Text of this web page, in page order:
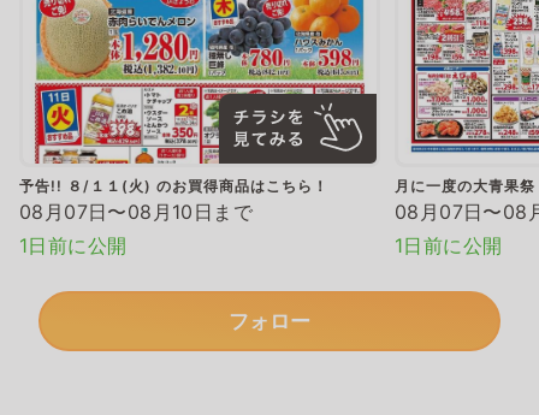
予告!! ８/１１(火) のお買得商品はこちら！
08月07日〜08月10日まで
1日前に公開
月に一度の大青果祭
08月07日〜08
1日前に公開
フォロー